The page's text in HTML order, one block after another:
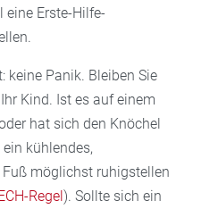
Erste-Hilfe-
keine Panik. Bleiben Sie
Kind. Ist es auf einem
hat sich den Knöchel
kühlendes,
möglichst ruhigstellen
Regel). Sollte sich ein